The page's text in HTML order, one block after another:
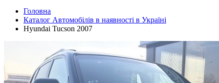
Головна
Каталог Автомобілів в наявності в Україні
Hyundai Tucson 2007